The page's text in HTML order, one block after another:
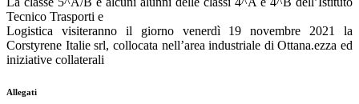
Tecnico Trasporti e
Logistica visiteranno il giorno venerdì 19 novembre 2021 la
Corstyrene Italie srl, collocata nell’area industriale di Ottana.ezza ed
iniziative collaterali
Allegati